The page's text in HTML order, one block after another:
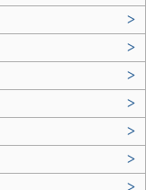
>
>
>
>
>
>
>